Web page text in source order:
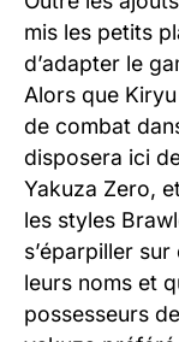
mis les petits
d’adapter le
Alors que
de combat
disposera ici
Yakuza Zero,
les styles
s’éparpiller
leurs noms et
possesseurs